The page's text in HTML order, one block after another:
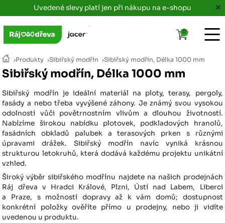
Uvedené slevy platí jen při nákupu na e-shopu
›Produkty ›Sibiřský modřín ›Sibiřský modřín, Délka 1000 mm
Sibiřský modřín, Délka 1000 mm
Sibiřský modřín je ideální materiál na ploty, terasy, pergoly,
fasády a nebo třeba vyvýšené záhony. Je známý svou vysokou
odolností vůči povětrnostním vlivům a dlouhou životností.
Nabízíme širokou nabídku plotovek, podkladových hranolů,
fasádních obkladů palubek a terasových prken s různými
úpravami drážek. Sibiřský modřín navíc vyniká krásnou
strukturou letokruhů, která dodává každému projektu unikátní
vzhled.
Široký výběr sibiřského modřínu najdete na našich prodejnách
Ráj dřeva v Hradci Králové, Plzni, Ústí nad Labem, Liberci
a Praze, s možností dopravy až k vám domů; dostupnost
konkrétní položky ověříte přímo u prodejny, nebo ji vidíte
uvedenou u produktu.
0